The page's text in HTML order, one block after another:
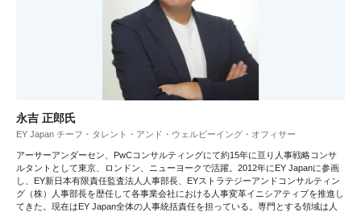
永吉 正郎氏
EY Japan チーフ・タレント・アンド・ウェルビーイング・オフィサー
アーサーアンダーセン、PwCコンサルティングにて約15年に亘り人事戦略コンサ
ルタントとして東京、ロンドン、ニューヨークで活躍。2012年にEY Japanに参画
し、EY新日本有限責任監査法人人事部長、EYストラテジーアンドコンサルティン
グ（株）人事部長を歴任して各事業会社における人事変革イニシアティブを推進し
てきた。現在はEY Japan全体の人事統括責任を担っている。専門とする領域は人